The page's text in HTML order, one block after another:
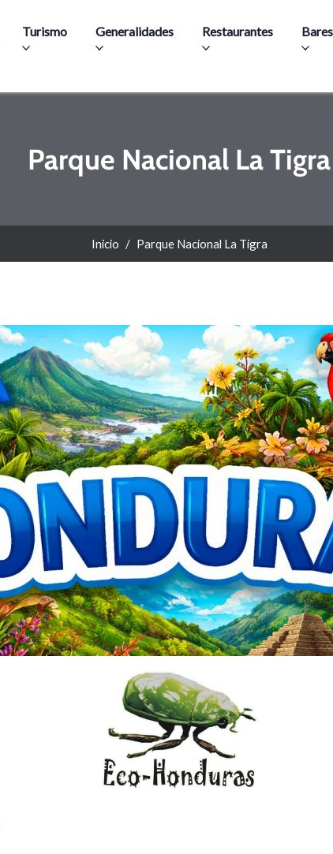
Turismo Generalidades Restaurantes Bares
Parque Nacional La Tigra
Inicio Parque Nacional La Tigra